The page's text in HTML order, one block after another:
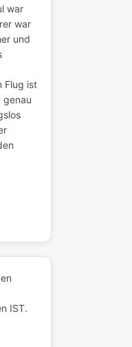
war
war
und
Flug ist
genau
IST.